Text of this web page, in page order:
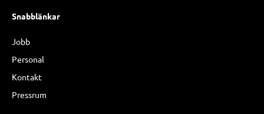
Snabblänkar
Jobb
Personal
Kontakt
Pressrum